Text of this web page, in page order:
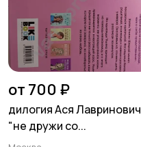
от 700 ₽
дилогия Ася Лавринович
"не дружи со...